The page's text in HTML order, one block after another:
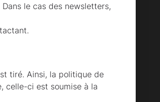
le cas des newsletters,
tiré. Ainsi, la politique de
celle-ci est soumise à la